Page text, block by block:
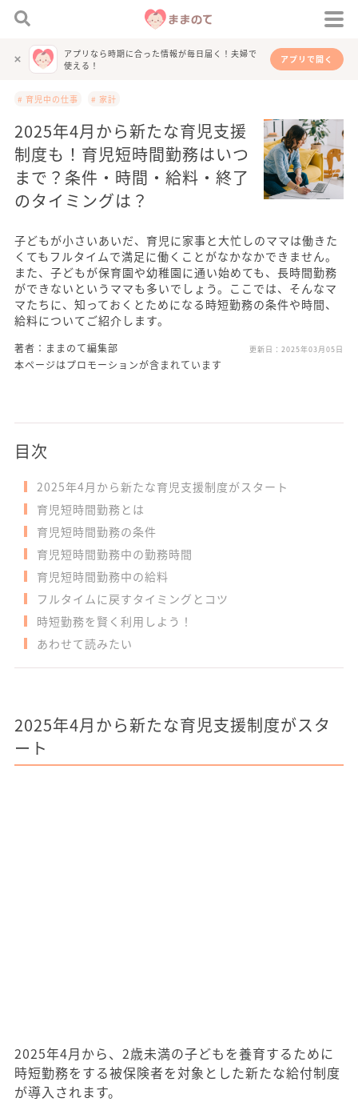
アプリなら時期に合った情報が毎日届く！夫婦で
使える！
アプリで開く
# 育児中の仕事 # 家計
2025年4月から新たな育児支援
制度も！育児短時間勤務はいつ
まで？条件・時間・給料・終了
のタイミングは？
子どもが小さいあいだ、育児に家事と大忙しのママは働きた
くてもフルタイムで満足に働くことがなかなかできません。
また、子どもが保育園や幼稚園に通い始めても、長時間勤務
ができないというママも多いでしょう。ここでは、そんなマ
マたちに、知っておくとためになる時短勤務の条件や時間、
給料についてご紹介します。
著者：ままのて編集部 更新日： 2025年03月05日
本ページはプロモーションが含まれています
目次
2025年4月から新たな育児支援制度がスタート
育児短時間勤務とは
育児短時間勤務の条件
育児短時間勤務中の勤務時間
育児短時間勤務中の給料
フルタイムに戻すタイミングとコツ
時短勤務を賢く利用しよう！
あわせて読みたい
2025年4月から新たな育児支援制度がスタ
ート
2025年4月から、2歳未満の子どもを養育するために
時短勤務をする被保険者を対象とした新たな給付制度
が導入されます。